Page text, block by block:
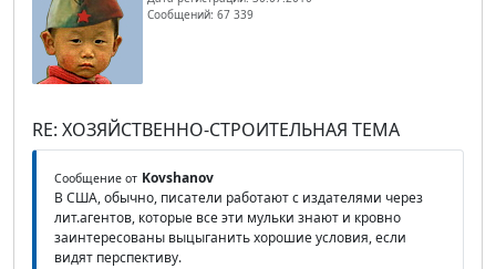
Сообщений: 67 339
RE: ХОЗЯЙСТВЕННО-СТРОИТЕЛЬНАЯ ТЕМА
Сообщение от Kovshanov
В США, обычно, писатели работают с издателями через
лит.агентов, которые все эти мульки знают и кровно
заинтересованы выцыганить хорошие условия, если
видят перспективу.